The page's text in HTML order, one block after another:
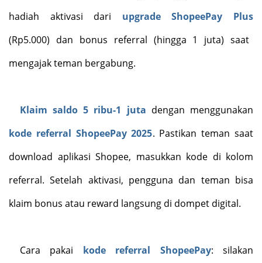
hadiah aktivasi dari upgrade ShopeePay Plus
(Rp5.000) dan bonus referral (hingga 1 juta)saat
mengajak teman bergabung.
Klaim saldo 5 ribu-1 juta dengan menggunakan
kode referral ShopeePay 2025. Pastikan teman saat
download aplikasi Shopee, masukkan kode di kolom
referral. Setelah aktivasi, pengguna dan teman bisa
klaim bonus atau reward langsung di dompet digital.
Cara pakai kode referral ShopeePay:silakan